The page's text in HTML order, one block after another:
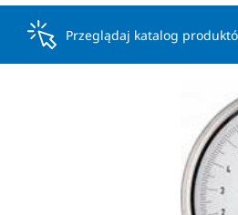
Przeglądaj katalog